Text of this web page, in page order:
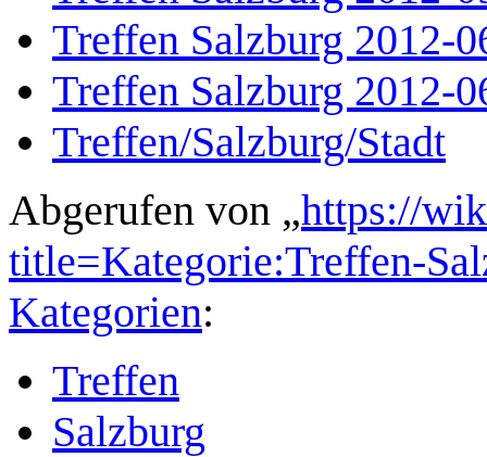
Treffen Salzburg 2012-
Treffen Salzburg 2012-
Treffen/Salzburg/Stadt
Abgerufen von „https://
title=Kategorie:Treffen-
Kategorien:
Treffen
Salzburg